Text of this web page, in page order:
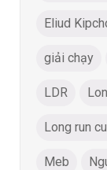
Eliud
giải chạy
LDR
Long run
Meb